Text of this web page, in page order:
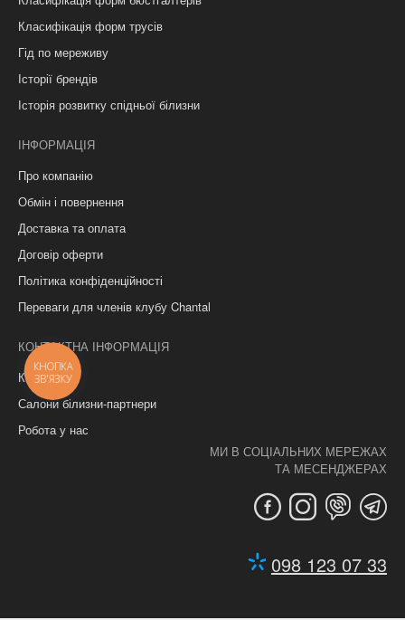
Класифікація форм трусів
Гід по мереживу
Історії брендів
Історія розвитку спідньої білизни
ІНФОРМАЦІЯ
Про компанію
Обмін і повернення
Доставка та оплата
Договір оферти
Політика конфіденційності
Переваги для членів клубу Chantal
КОНТАКТНА ІНФОРМАЦІЯ
Контакти
Салони білизни-партнери
Робота у нас
МИ В СОЦІАЛЬНИХ МЕРЕЖАХ
ТА МЕСЕНДЖЕРАХ
098 123 07 33
КНОПКА
ЗВ'ЯЗКУ